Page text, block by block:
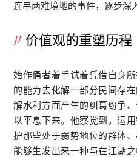
连串两难境地的事件，逐步深
价值观的重塑历程
始作俑者着手试着凭借自身
的能力去化解一部分民间存
解水利方面产生的纠葛纷争
以平息下来。他察觉到，运
护那些处于弱势地位的群体
能够生发出来一种与在江湖